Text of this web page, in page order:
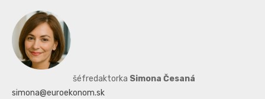
šéfredaktorka Simona Česaná
simona@euroekonom.sk